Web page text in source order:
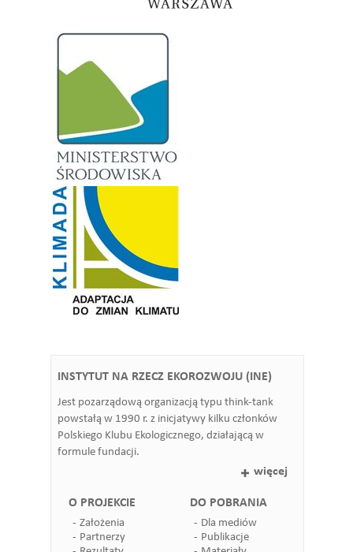
INSTYTUT NA RZECZ EKOROZWOJU (INE)
Jest pozarządową organizacją typu think-tank
powstałą w 1990 r. z inicjatywy kilku członków
Polskiego Klubu Ekologicznego, działającą w
formule fundacji.
więcej
O PROJEKCIE
Założenia
Partnerzy
DO POBRANIA
Dla mediów
Publikacje